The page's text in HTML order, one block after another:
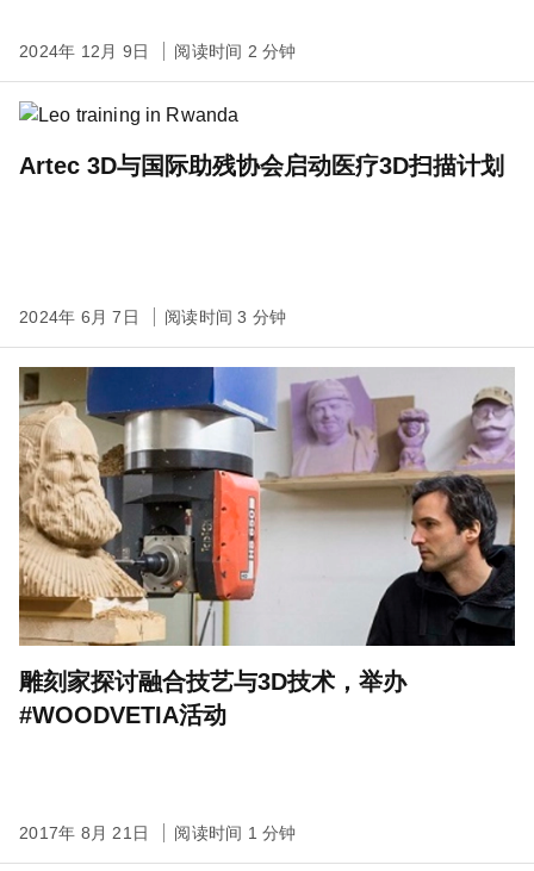
2024年 12月 9日 阅读时间 2 分钟
Artec 3D与国际助残协会启动医疗3D扫描计划
2024年 6月 7日 阅读时间 3 分钟
雕刻家探讨融合技艺与3D技术，举办
#WOODVETIA活动
2017年 8月 21日 阅读时间 1 分钟